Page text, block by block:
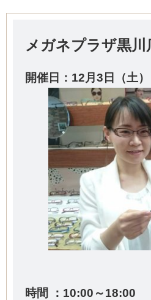
メガネプラザ
開催日：12月3日（土）
時間 ：10:00～18:00